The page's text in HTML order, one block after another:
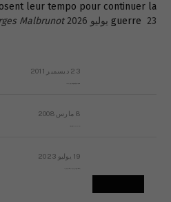
leur tempo pour continuer la
guerre 23 يوليو 2026 Malbrunot
23 ديسمبر 2011
8 مارس 2008
19 يوليو 2023